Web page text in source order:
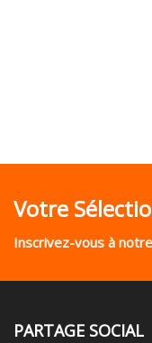
Votre
Inscrivez-vous à
PARTAGE SOCIAL